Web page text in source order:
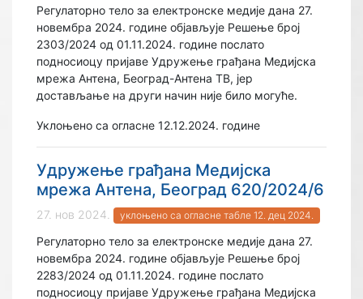
Регулаторно тело за електронске медије дана 27.
новембра 2024. године објављује Решење број
2303/2024 од 01.11.2024. године послато
подносиоцу пријаве Удружење грађана Медијска
мрежа Антена, Београд-Антена ТВ, јер
достављање на други начин није било могуће.
Уклоњено са огласне 12.12.2024. године
Удружење грађана Медијска
мрежа Антена, Београд 620/2024/6
27. нов 2024. уклоњено са огласне табле 12. дец 2024.
Регулаторно тело за електронске медије дана 27.
новембра 2024. године објављује Решење број
2283/2024 од 01.11.2024. године послато
подносиоцу пријаве Удружење грађана Медијска